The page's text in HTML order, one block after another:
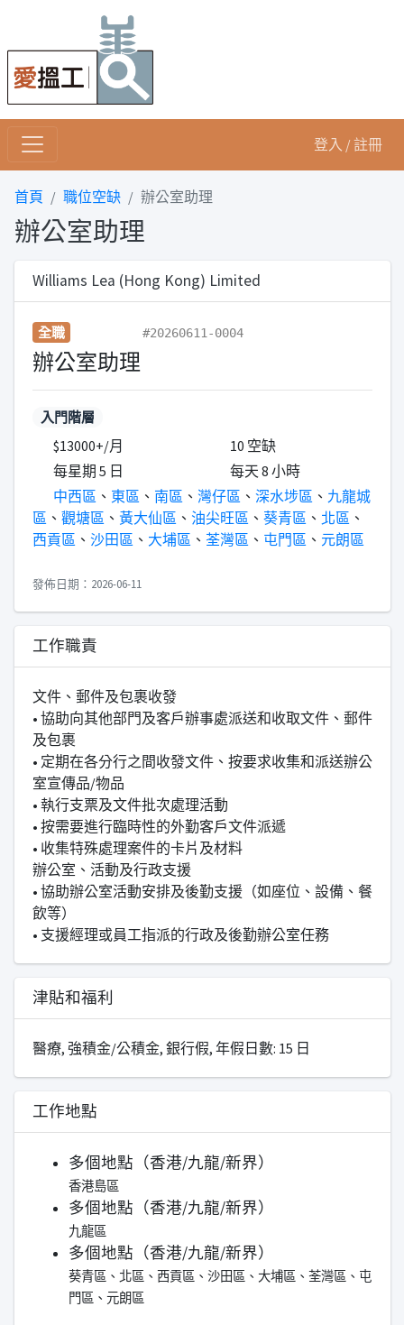
登入 / 註冊
首頁 職位空缺 辦公室助理
辦公室助理
Williams Lea (Hong Kong) Limited
全職 #20260611-0004
辦公室助理
入門階層
$13000+/月
10 空缺
每星期 5 日
每天 8 小時
中西區 、 東區 、 南區 、 灣仔區 、 深水埗區 、 九龍城
區 、 觀塘區 、 黃大仙區 、 油尖旺區 、 葵青區 、 北區 、
西貢區 、 沙田區 、 大埔區 、 荃灣區 、 屯門區 、 元朗區
發佈日期：2026-06-11
工作職責
文件、郵件及包裹收發
• 協助向其他部門及客戶辦事處派送和收取文件、郵件
及包裹
• 定期在各分行之間收發文件、按要求收集和派送辦公
室宣傳品/物品
• 執行支票及文件批次處理活動
• 按需要進行臨時性的外勤客戶文件派遞
• 收集特殊處理案件的卡片及材料
辦公室、活動及行政支援
• 協助辦公室活動安排及後勤支援（如座位、設備、餐
飲等）
• 支援經理或員工指派的行政及後勤辦公室任務
津貼和福利
醫療, 強積金/公積金, 銀行假, 年假日數: 15 日
工作地點
多個地點（香港/九龍/新界）
香港島區
多個地點（香港/九龍/新界）
九龍區
多個地點（香港/九龍/新界）
葵青區、北區、西貢區、沙田區、大埔區、荃灣區、屯
門區、元朗區